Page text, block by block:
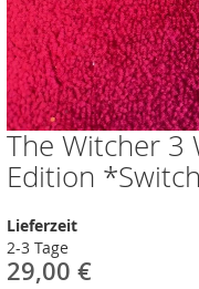
The Witcher 3
Edition
Lieferzeit
2-3 Tage
29,00 €
Zum
Anfang
der
springen